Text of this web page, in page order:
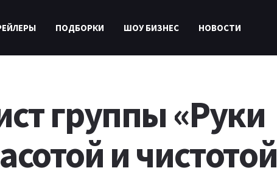
ПОДБОРКИ ШОУ БИЗНЕС НОВОСТИ
группы «Руки
и чистотой